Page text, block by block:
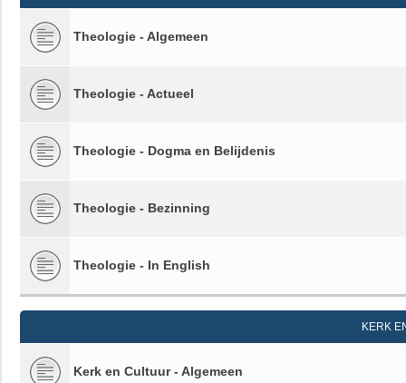
Theologie - Algemeen
Theologie - Actueel
Theologie - Dogma en Belijdenis
Theologie - Bezinning
Theologie - In English
KERK
Kerk en Cultuur - Algemeen